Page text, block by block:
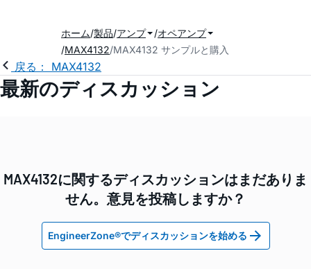
ホーム 製品 アンプ
オペアンプ
MAX4132 MAX4132 サンプルと購入
戻る： MAX4132
最新のディスカッション
MAX4132に関するディスカッションはまだありま
せん。意見を投稿しますか？
EngineerZone®でディスカッションを始める